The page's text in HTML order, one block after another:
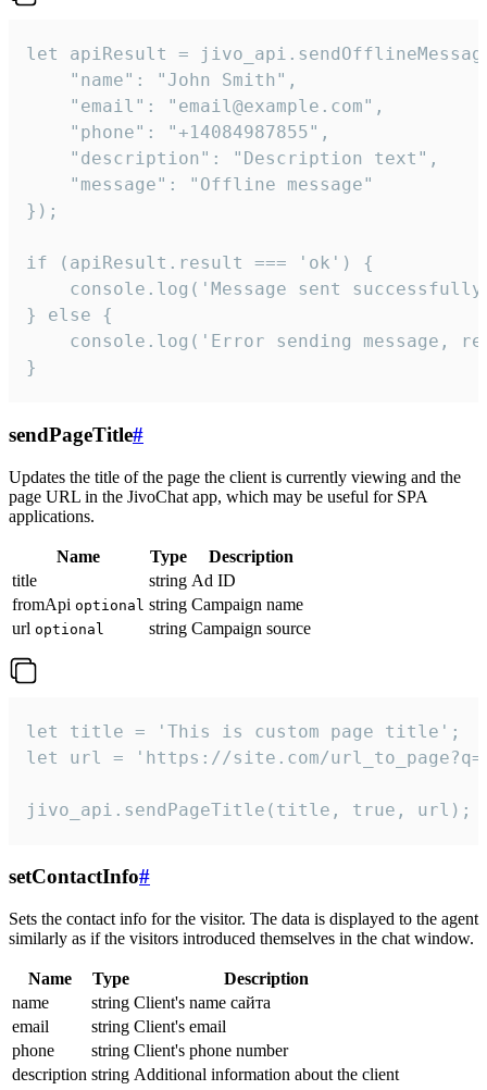
let apiResult =
    "name": "John Smith",
    "email": "email@example.com",
    "phone": "+14084987855",
    "description": "Description text",
    "message": "Offline message"
});
if (apiResult.result === 'ok') {
console.log('Message sent
} else {
console.log('Error sending message,
}
sendPageTitle#
Updates the title of the page the client is currently viewing and the
page URL in the JivoChat app, which may be useful for SPA
applications.
Name Type
Description
title
string Ad ID
fromApi optional string Campaign name
url optional string Campaign source
let title = 'This is custom page title';
let url = 'https://site.com/
jivo_api.sendPageTitle(title, true, url);
setContactInfo#
Sets the contact info for the visitor. The data is displayed to the agent
similarly as if the visitors introduced themselves in the chat window.
Name Type
Description
name
string Client's name сайта
email
string Client's email
phone
string Client's phone number
description string Additional information about the client